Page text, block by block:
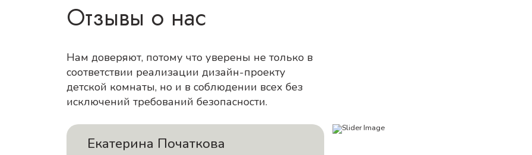
Отзывы о нас
Нам доверяют, потому что уверены не только в
соответствии реализации дизайн-проекту
детской комнаты, но и в соблюдении всех без
исключений требований безопасности.
Екатерина Початкова